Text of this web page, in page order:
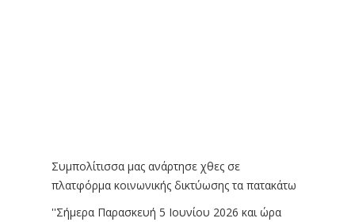
Συμπολίτισσα μας ανάρτησε χθες σε
πλατφόρμα κοινωνικής δικτύωσης τα πατακάτω
''Σήμερα Παρασκευή 5 Ιουνίου 2026 και ώρα